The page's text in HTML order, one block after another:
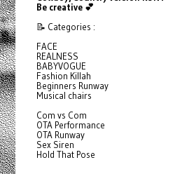
Be creative 💕
📝 Categories :
FACE
REALNESS
BABYVOGUE
Fashion Killah
Beginners Runway
Musical chairs
Com vs Com
OTA Performance
OTA Runway
Sex Siren
Hold That Pose